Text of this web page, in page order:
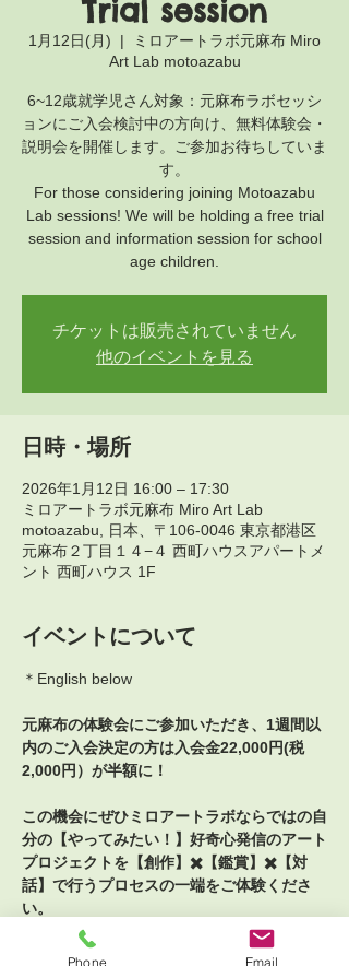
Trial session
1月12日(月)
  |
ミロアートラボ元麻布 Miro
Art Lab motoazabu
6~12歳就学児さん対象：元麻布ラボセッシ
ョンにご入会検討中の方向け、無料体験会・
説明会を開催します。ご参加お待ちしていま
す。
For those considering joining Motoazabu
Lab sessions! We will be holding a free trial
session and information session for school
age children.
チケットは販売されていません
他のイベントを見る
日時・場所
2026年1月12日 16:00 – 17:30
ミロアートラボ元麻布 Miro Art Lab
motoazabu, 日本、〒106-0046 東京都港区
元麻布２丁目１４−４ 西町ハウスアパートメ
ント 西町ハウス 1F
イベントについて
＊English below
元麻布の体験会にご参加いただき、1週間以
内のご入会決定の方は入会金22,000円(税
2,000円）が半額に！
この機会にぜひミロアートラボならではの自
分の【やってみたい！】好奇心発信のアート
プロジェクトを【創作】✖️【鑑賞】✖️【対
話】で行うプロセスの一端をご体験くださ
い。
自分のビジョンを描き、自分で決めてつくり
Phone Email